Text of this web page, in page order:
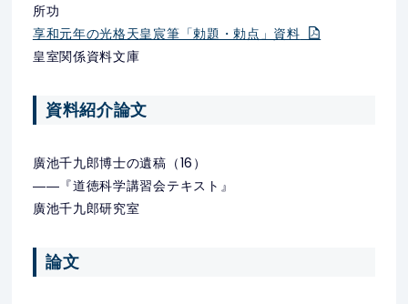
所功
享和元年の光格天皇宸筆「勅題・勅点」資料
皇室関係資料文庫
資料紹介論文
廣池千九郎博士の遺稿（16）
――『道徳科学講習会テキスト』
廣池千九郎研究室
論文